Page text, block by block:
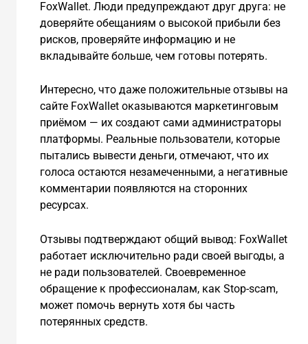
FoxWallet. Люди предупреждают друг друга: не
доверяйте обещаниям о высокой прибыли без
рисков, проверяйте информацию и не
вкладывайте больше, чем готовы потерять.
Интересно, что даже положительные отзывы на
сайте FoxWallet оказываются маркетинговым
приёмом — их создают сами администраторы
платформы. Реальные пользователи, которые
пытались вывести деньги, отмечают, что их
голоса остаются незамеченными, а негативные
комментарии появляются на сторонних
ресурсах.
Отзывы подтверждают общий вывод: FoxWallet
работает исключительно ради своей выгоды, а
не ради пользователей. Своевременное
обращение к профессионалам, как Stop-scam,
может помочь вернуть хотя бы часть
потерянных средств.